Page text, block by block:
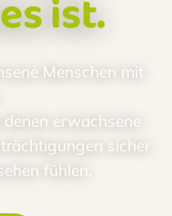
ist.
Menschen mit
erwachsene
sicher
fühlen.